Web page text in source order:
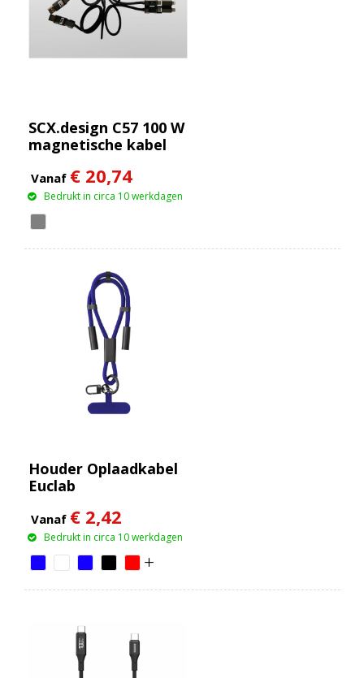
SCX.design C57 100 W
magnetische kabel
Vanaf € 20,74
Bedrukt in circa 10 werkdagen
Houder Oplaadkabel
Euclab
Vanaf € 2,42
Bedrukt in circa 10 werkdagen